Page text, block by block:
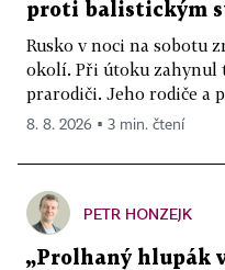
proti balistickým
Rusko v noci na sobotu
okolí. Při útoku zahynul
prarodiči. Jeho rodiče a
8. 8. 2026 ▪ 3 min. čtení
PETR HONZEJK
„Prolhaný hlupák